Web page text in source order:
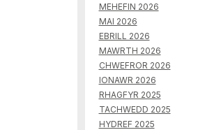
MEHEFIN 2026
MAI 2026
EBRILL 2026
MAWRTH 2026
CHWEFROR 2026
IONAWR 2026
RHAGFYR 2025
TACHWEDD 2025
HYDREF 2025